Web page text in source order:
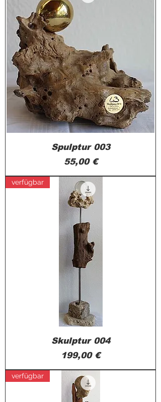
Spulptur 003
Preis
55,00 €
verfügbar
Skulptur 004
Preis
199,00 €
verfügbar